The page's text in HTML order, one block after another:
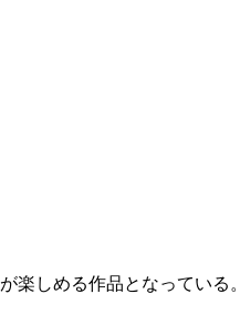
が楽しめる作品となっている。